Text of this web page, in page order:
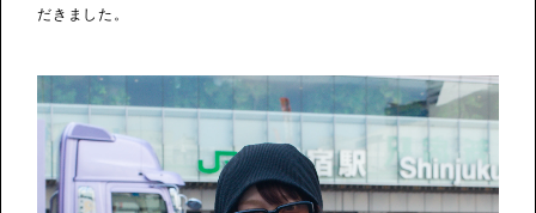
だきました。